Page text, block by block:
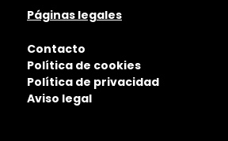
Páginas legales
Contacto
Política de cookies
Política de privacidad
Aviso legal